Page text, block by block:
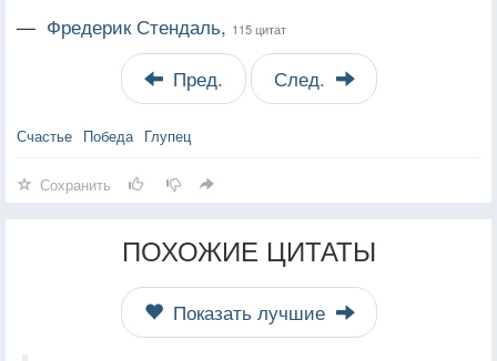
— Фредерик Стендаль, 115 цитат
Пред. След.
Счастье Победа Глупец
Сохранить
ПОХОЖИЕ ЦИТАТЫ
Показать лучшие